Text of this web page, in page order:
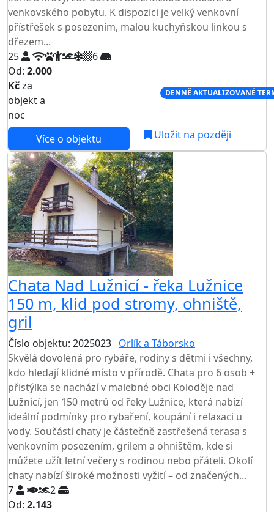
venkovského pobytu. K dispozici je velký venkovní
přístřešek s posezením, malou kuchyňskou linkou s
dřezem...
25
6
Od: 2.000
Kčza
objekt a
noc
DENNĚ AKTUALIZOVANÉ
Více o objektu Uložit na později
Chata Nad Lužnicí - řeka Lužnice
150 m, klid pod stromy, ohniště,
gril
Číslo objektu: 2025023 Orlík a Táborsko
Skvělá dovolená pro rybáře, rodiny s dětmi i všechny,
kdo hledají klidné místo v přírodě. Chata pro 6 osob +
přistýlka se nachází v malebné obci Koloděje nad
Lužnicí, jen 150 metrů od řeky Lužnice, která nabízí
ideální podmínky pro rybaření, koupání i relaxaci u
vody. Součástí chaty je částečně zastřešená terasa s
venkovním posezením, grilem a ohništěm, kde si
můžete užít letní večery s rodinou nebo přáteli. Okolí
chaty nabízí široké možnosti vyžití – od značených...
7
2
Od: 2.143